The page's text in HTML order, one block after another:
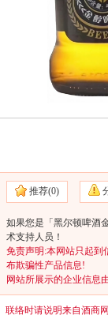
推荐(0)
如果您是「黑尔顿啤酒
术支持人员！
免责声明:本网站只起到
布欺骗性产品信息!
网站所展示的企业信息
联络时请说明来自酒商